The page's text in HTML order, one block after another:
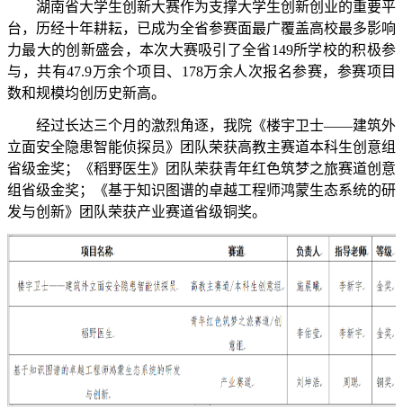
湖南省大学生创新大赛作为支撑大学生创新创业的重要平
台，历经十年耕耘，已成为全省参赛面最广覆盖高校最多影响
力最大的创新盛会，本次大赛吸引了全省149所学校的积极参
与，共有47.9万余个项目、178万余人次报名参赛，参赛项目
数和规模均创历史新高。
经过长达三个月的激烈角逐， 我院《楼宇卫士——建筑外
立面安全隐患智能侦探员》团队荣获高教主赛道本科生创意组
省级金奖；《稻野医生》团队荣获青年红色筑梦之旅赛道创意
组省级金奖；《基于知识图谱的卓越工程师鸿蒙生态系统的研
发与创新》团队荣获产业赛道省级铜奖。